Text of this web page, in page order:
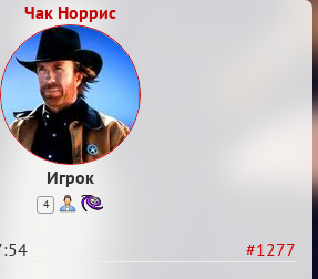
Чак Норрис
Игрок
4
#1277